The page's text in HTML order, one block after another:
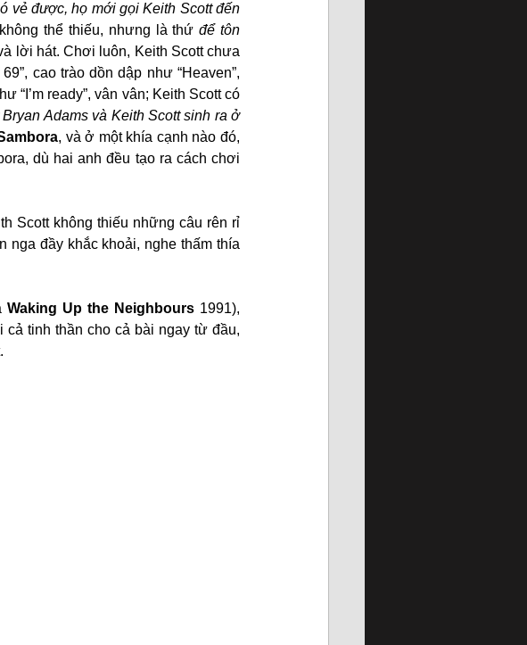
vẻ được, họ mới gọi Keith Scott đến
thể thiếu, nhưng là thứ để tôn
lời hát. Chơi luôn, Keith Scott chưa
cao trào dồn dập như “Heaven”,
“I’m ready”, vân vân; Keith Scott có
Adams và Keith Scott sinh ra ở
, và ở một khía cạnh nào đó,
dù hai anh đều tạo ra cách chơi
Scott không thiếu những câu rên rỉ
nga đầy khắc khoải, nghe thấm thía
Waking Up the Neighbours 1991),
tinh thần cho cả bài ngay từ đầu,